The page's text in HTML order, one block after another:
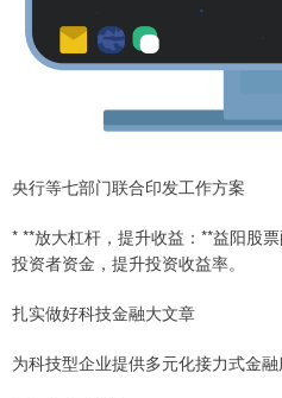
央行等七部门联合印发工作方案
* **放大杠杆，提升收益：**益阳股
投资者资金，提升投资收益率。
扎实做好科技金融大文章
为科技型企业提供多元化接力式金融